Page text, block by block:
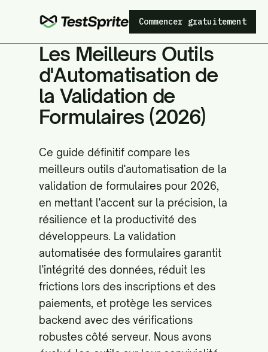
Commencer gratuitement
Les Meilleurs Outils
d'Automatisation de
la Validation de
Formulaires (2026)
Ce guide définitif compare les
meilleurs outils d'automatisation de la
validation de formulaires pour 2026,
en mettant l'accent sur la précision, la
résilience et la productivité des
développeurs. La validation
automatisée des formulaires garantit
l'intégrité des données, réduit les
frictions lors des inscriptions et des
paiements, et protège les services
backend avec des vérifications
robustes côté serveur. Nous avons